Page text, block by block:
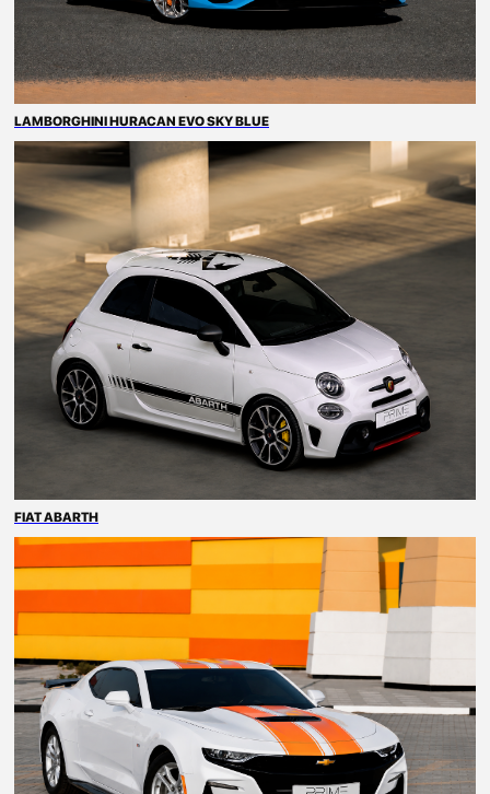
LAMBORGHINI HURACAN EVO SKY BLUE
FIAT ABARTH
Политика конфиденциальности
Разработка сайта: Art-Maksimenko